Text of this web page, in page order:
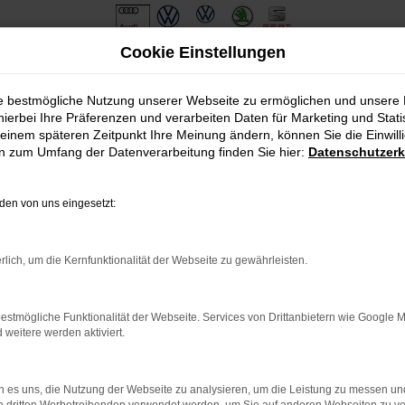
bestimmter Seiten verhindern. Funktioniert die Seite in
dem neuesten Stand sind.
kann auch dazu führen, dass bestimmte Funktionen nicht
Cookie Einstellungen
bestmögliche Nutzung unserer Webseite zu ermöglichen und unsere
Ihre Präferenzen und verarbeiten Daten für Marketing und
späteren Zeitpunkt Ihre Meinung ändern, können Sie die
zum Umfang der Datenverarbeitung finden Sie hier:
von uns eingesetzt:
um die Kernfunktionalität der Webseite zu gewährleisten.
Funktionalität der Webseite. Services von Drittanbietern wie Google
weitere werden aktiviert.
es uns, die Nutzung der Webseite zu analysieren, um die Leistung zu messen